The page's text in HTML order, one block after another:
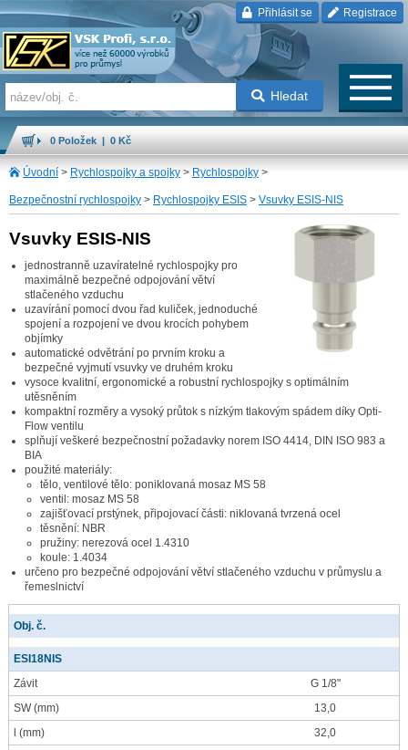
Přihlásit se Registrace
Hledat
0 Položek | 0 Kč
Úvodní > Rychlospojky a spojky > Rychlospojky >
Bezpečnostní rychlospojky > Rychlospojky ESIS > Vsuvky ESIS-NIS
Vsuvky ESIS-NIS
jednostranně uzavíratelné rychlospojky pro
maximálně bezpečné odpojování větví
stlačeného vzduchu
uzavírání pomocí dvou řad kuliček, jednoduché
spojení a rozpojení ve dvou krocích pohybem
objímky
automatické odvětrání po prvním kroku a
bezpečné vyjmutí vsuvky ve druhém kroku
vysoce kvalitní, ergonomické a robustní rychlospojky s optimálním
utěsněním
kompaktní rozměry a vysoký průtok s nízkým tlakovým spádem díky Opti-
Flow ventilu
splňují veškeré bezpečnostní požadavky norem ISO 4414, DIN ISO 983 a
BIA
použité materiály:
tělo, ventilové tělo: poniklovaná mosaz MS 58
ventil: mosaz MS 58
zajišťovací prstýnek, připojovací části: niklovaná tvrzená ocel
těsnění: NBR
pružiny: nerezová ocel 1.4310
koule: 1.4034
určeno pro bezpečné odpojování větví stlačeného vzduchu v průmyslu a
řemeslnictví
Obj. č.
ESI18NIS
Závit
G 1/8"
SW(mm)
13,0
(mm)
32,0